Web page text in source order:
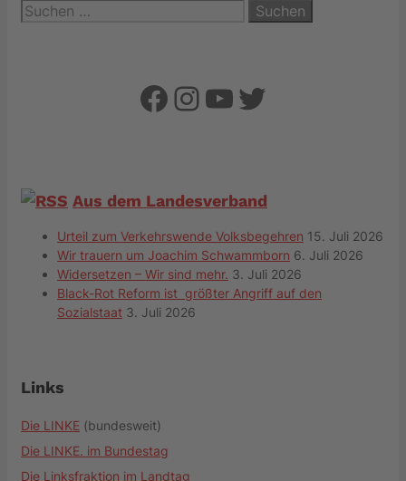
Suchen
nach:
Facebook
Instagram
YouTube
Twitter
Aus dem Landesverband
Urteil zum Verkehrswende Volksbegehren 15. Juli 2026
Wir trauern um Joachim Schwammborn 6. Juli 2026
Widersetzen – Wir sind mehr. 3. Juli 2026
Black-Rot Reform ist größter Angriff auf den
Sozialstaat 3. Juli 2026
Links
Die LINKE (bundesweit)
Die LINKE. im Bundestag
Die Linksfraktion im Landtag